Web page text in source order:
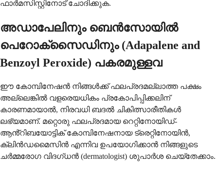
ഫാർമസിസ്റ്റിനോട് ചോദിക്കുക.
അഡാപേലിനും ബെൻസോയിൽ
പെറോക്സൈഡിനും (Adapalene and
Benzoyl Peroxide) പകരമുള്ളവ
ഈ കോമ്പിനേഷൻ നിങ്ങൾക്ക് ഫലപ്രദമല്ലാത്ത പക്ഷം
അല്ലെങ്കിൽ വളരെയധികം പ്രകോപിപ്പിക്കലിന്
കാരണമായാൽ, നിരവധി ബദൽ ചികിത്സാരീതികൾ
ലഭ്യമാണ്. മറ്റൊരു ഫലപ്രദമായ റെറ്റിനോയിഡ്-
ആൻ്റിബയോട്ടിക് കോമ്പിനേഷനായ ട്രെറ്റിനോയിൻ,
ക്ലിൻഡമൈസിൻ എന്നിവ ഉപയോഗിക്കാൻ നിങ്ങളുടെ
ചർമ്മരോഗ വിദഗ്ധൻ (dermatologist) ശുപാർശ ചെയ്തേക്കാം.